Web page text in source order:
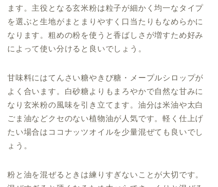
ます。主役となる玄米粉は粒子が細かく均一なタイプ
を選ぶと生地がまとまりやすく口当たりもなめらかに
なります。粗めの粉を使うと香ばしさが増すため好み
によって使い分けると良いでしょう。
甘味料にはてんさい糖やきび糖・メープルシロップが
よく合います。白砂糖よりもまろやかで自然な甘みに
なり玄米粉の風味を引き立てます。油分は米油や太白
ごま油などクセのない植物油が人気です。軽く仕上げ
たい場合はココナッツオイルを少量混ぜても良いでし
ょう。
粉と油を混ぜるときは練りすぎないことが大切です。